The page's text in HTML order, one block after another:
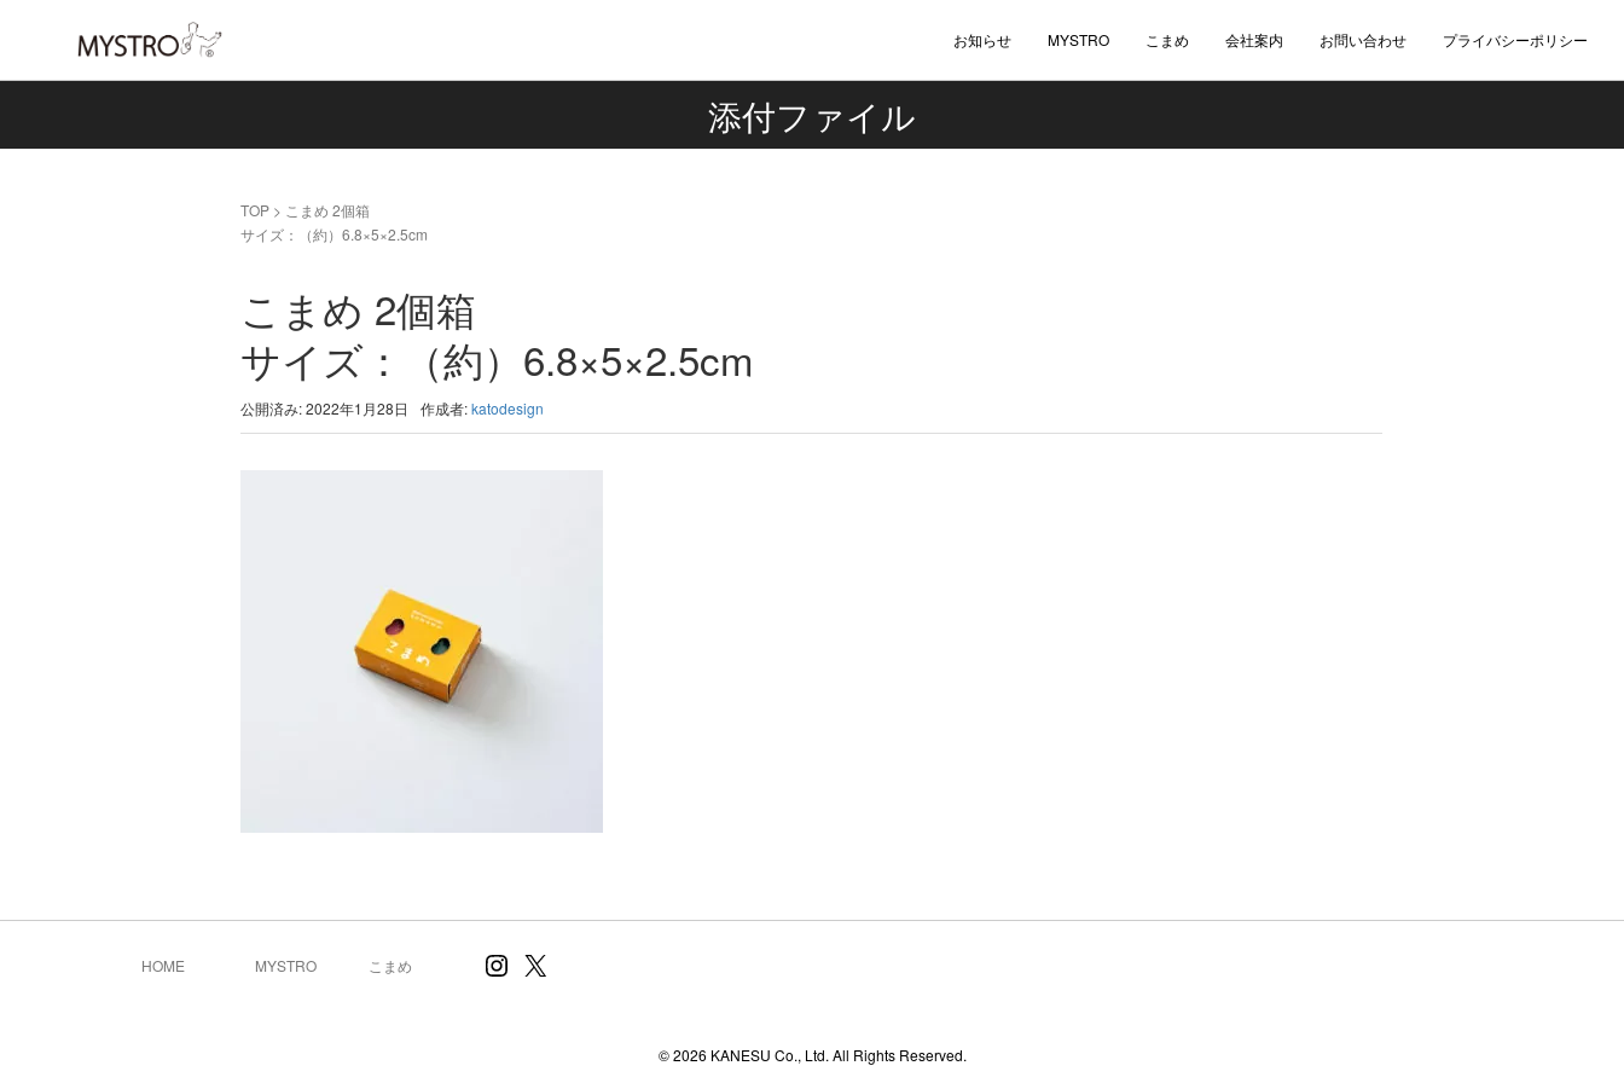
お知らせ MYSTRO こまめ 会社案内 お問い合わせ プライバシーポリシー
添付ファイル
TOP > こまめ 2個箱
サイズ：（約）6.8×5×2.5cm
こまめ 2個箱
サイズ：（約）6.8×5×2.5cm
公開済み: 2022年1月28日 作成者:katodesign
HOME MYSTRO こまめ Instagram
X
© 2026 KANESU Co., Ltd. All Rights Reserved.